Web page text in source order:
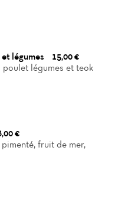
légumes
15,00 €
légumes et teok
€
fruit de mer,